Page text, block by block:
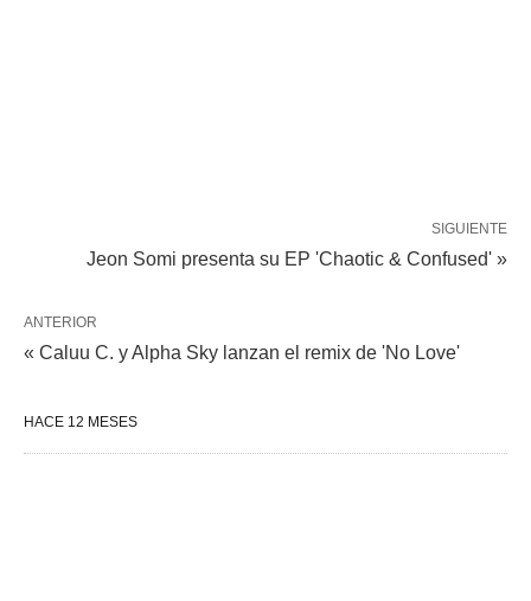
SIGUIENTE
Jeon Somi presenta su EP 'Chaotic & Confused' »
ANTERIOR
« Caluu C. y Alpha Sky lanzan el remix de 'No Love'
HACE 12 MESES